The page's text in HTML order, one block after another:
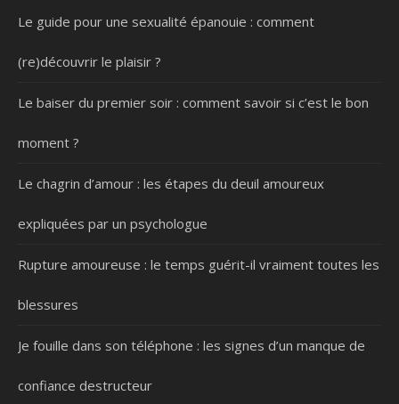
Le guide pour une sexualité épanouie : comment
(re)découvrir le plaisir ?
Le baiser du premier soir : comment savoir si c’est le bon
moment ?
Le chagrin d’amour : les étapes du deuil amoureux
expliquées par un psychologue
Rupture amoureuse : le temps guérit-il vraiment toutes les
blessures
Je fouille dans son téléphone : les signes d’un manque de
confiance destructeur